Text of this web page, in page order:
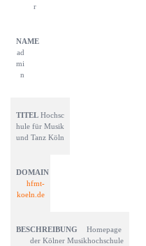
r
ad
mi
n
Hochsc
hule für Musik
und Tanz Köln
hfmt-
koeln.de
Homepage
der Kölner Musikhochschule